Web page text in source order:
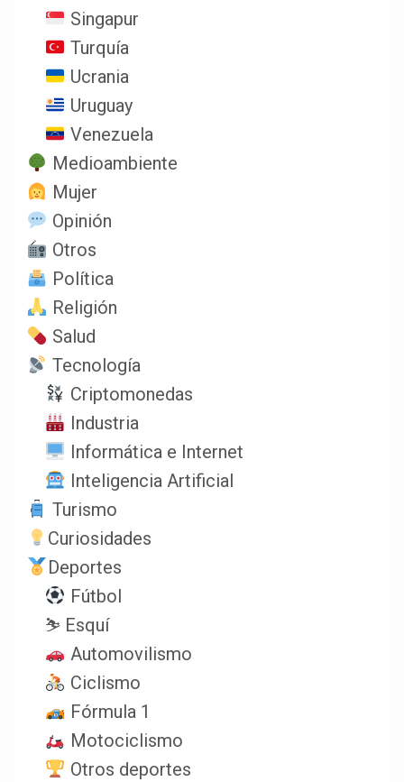
Singapur
Turquía
Ucrania
Uruguay
Venezuela
Medioambiente
Mujer
Opinión
Otros
Política
Religión
Salud
Tecnología
Criptomonedas
Industria
Informática e Internet
Inteligencia Artificial
Turismo
Curiosidades
Deportes
Fútbol
⛷️ Esquí
Automovilismo
Ciclismo
Fórmula 1
Motociclismo
Otros deportes